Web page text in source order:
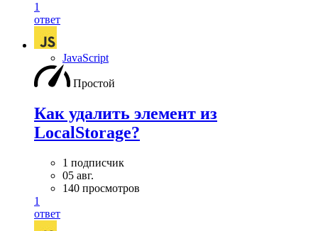
1
ответ
JavaScript
Простой
Как удалить элемент из
LocalStorage?
1 подписчик
05 авг.
140 просмотров
1
ответ